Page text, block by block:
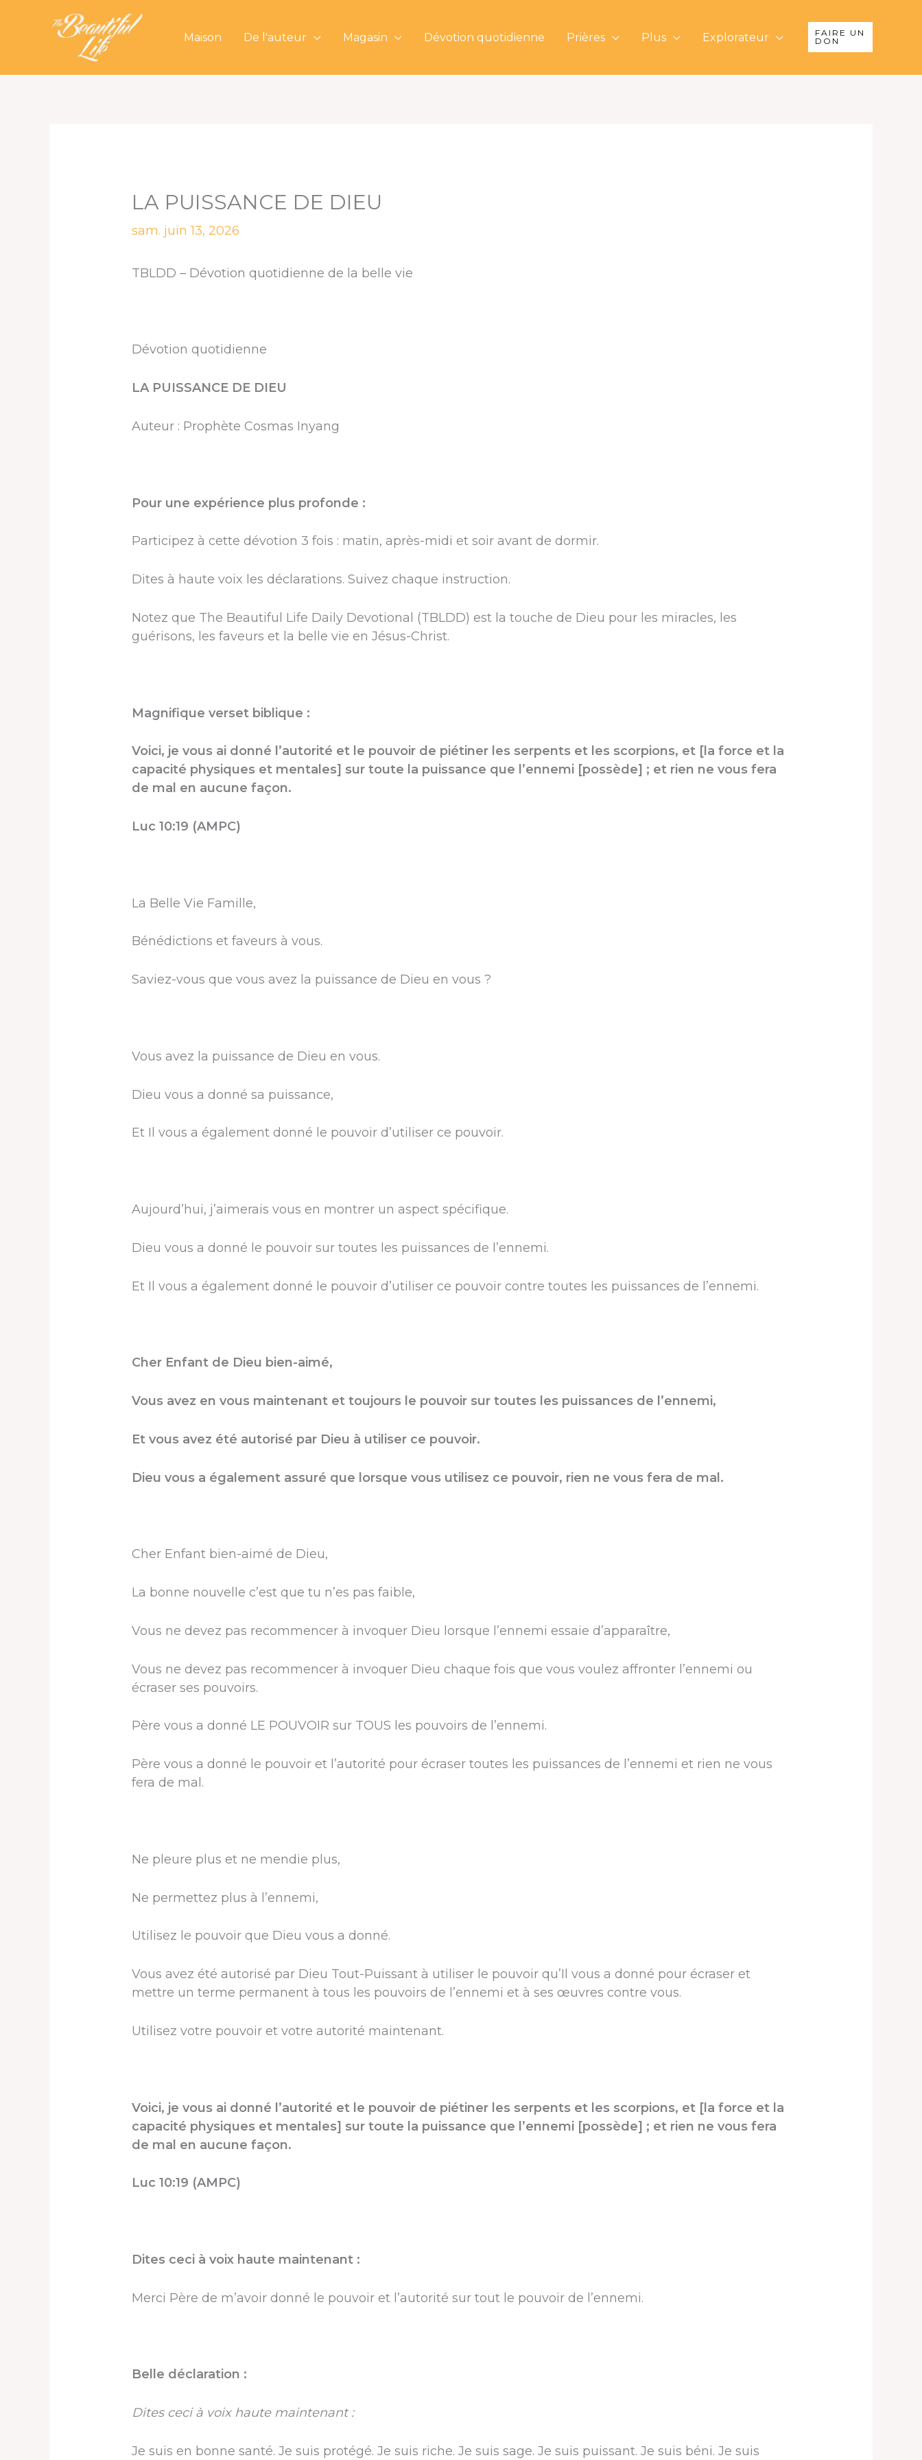
Maison De l'auteur Magasin Dévotion quotidienne Prières Plus Explorateur
FAIRE UN
DON
LA PUISSANCE DE DIEU
sam. juin 13, 2026
TBLDD – Dévotion quotidienne de la belle vie
Dévotion quotidienne
LA PUISSANCE DE DIEU
Auteur : Prophète Cosmas Inyang
Pour une expérience plus profonde :
Participez à cette dévotion 3 fois : matin, après-midi et soir avant de dormir.
Dites à haute voix les déclarations. Suivez chaque instruction.
Notez que The Beautiful Life Daily Devotional (TBLDD) est la touche de Dieu pour les miracles, les
guérisons, les faveurs et la belle vie en Jésus-Christ.
Magnifique verset biblique :
Voici, je vous ai donné l’autorité et le pouvoir de piétiner les serpents et les scorpions, et [la force et la
capacité physiques et mentales] sur toute la puissance que l’ennemi [possède] ; et rien ne vous fera
de mal en aucune façon.
Luc 10:19 (AMPC)
La Belle Vie Famille,
Bénédictions et faveurs à vous.
Saviez-vous que vous avez la puissance de Dieu en vous ?
Vous avez la puissance de Dieu en vous.
Dieu vous a donné sa puissance,
Et Il vous a également donné le pouvoir d’utiliser ce pouvoir.
Aujourd’hui, j’aimerais vous en montrer un aspect spécifique.
Dieu vous a donné le pouvoir sur toutes les puissances de l’ennemi.
Et Il vous a également donné le pouvoir d’utiliser ce pouvoir contre toutes les puissances de l’ennemi.
Cher Enfant de Dieu bien-aimé,
Vous avez en vous maintenant et toujours le pouvoir sur toutes les puissances de l’ennemi,
Et vous avez été autorisé par Dieu à utiliser ce pouvoir.
Dieu vous a également assuré que lorsque vous utilisez ce pouvoir, rien ne vous fera de mal.
Cher Enfant bien-aimé de Dieu,
La bonne nouvelle c’est que tu n’es pas faible,
Vous ne devez pas recommencer à invoquer Dieu lorsque l’ennemi essaie d’apparaître,
Vous ne devez pas recommencer à invoquer Dieu chaque fois que vous voulez affronter l’ennemi ou
écraser ses pouvoirs.
Père vous a donné LE POUVOIR sur TOUS les pouvoirs de l’ennemi.
Père vous a donné le pouvoir et l’autorité pour écraser toutes les puissances de l’ennemi et rien ne vous
fera de mal.
Ne pleure plus et ne mendie plus,
Ne permettez plus à l’ennemi,
Utilisez le pouvoir que Dieu vous a donné.
Vous avez été autorisé par Dieu Tout-Puissant à utiliser le pouvoir qu’Il ​​vous a donné pour écraser et
mettre un terme permanent à tous les pouvoirs de l’ennemi et à ses œuvres contre vous.
Utilisez votre pouvoir et votre autorité maintenant.
Voici, je vous ai donné l’autorité et le pouvoir de piétiner les serpents et les scorpions, et [la force et la
capacité physiques et mentales] sur toute la puissance que l’ennemi [possède] ; et rien ne vous fera
de mal en aucune façon.
Luc 10:19 (AMPC)
Dites ceci à voix haute maintenant :
Merci Père de m’avoir donné le pouvoir et l’autorité sur tout le pouvoir de l’ennemi.
Belle déclaration :
Dites ceci à voix haute maintenant :
Je suis en bonne santé. Je suis protégé. Je suis riche. Je suis sage. Je suis puissant. Je suis béni. Je suis